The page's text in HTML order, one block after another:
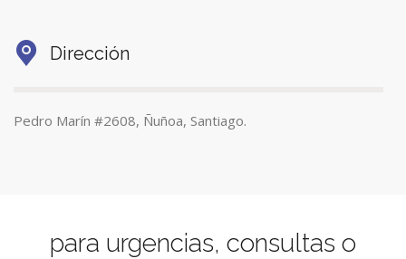
Dirección
Pedro Marín #2608, Ñuñoa, Santiago.
para urgencias, consultas o